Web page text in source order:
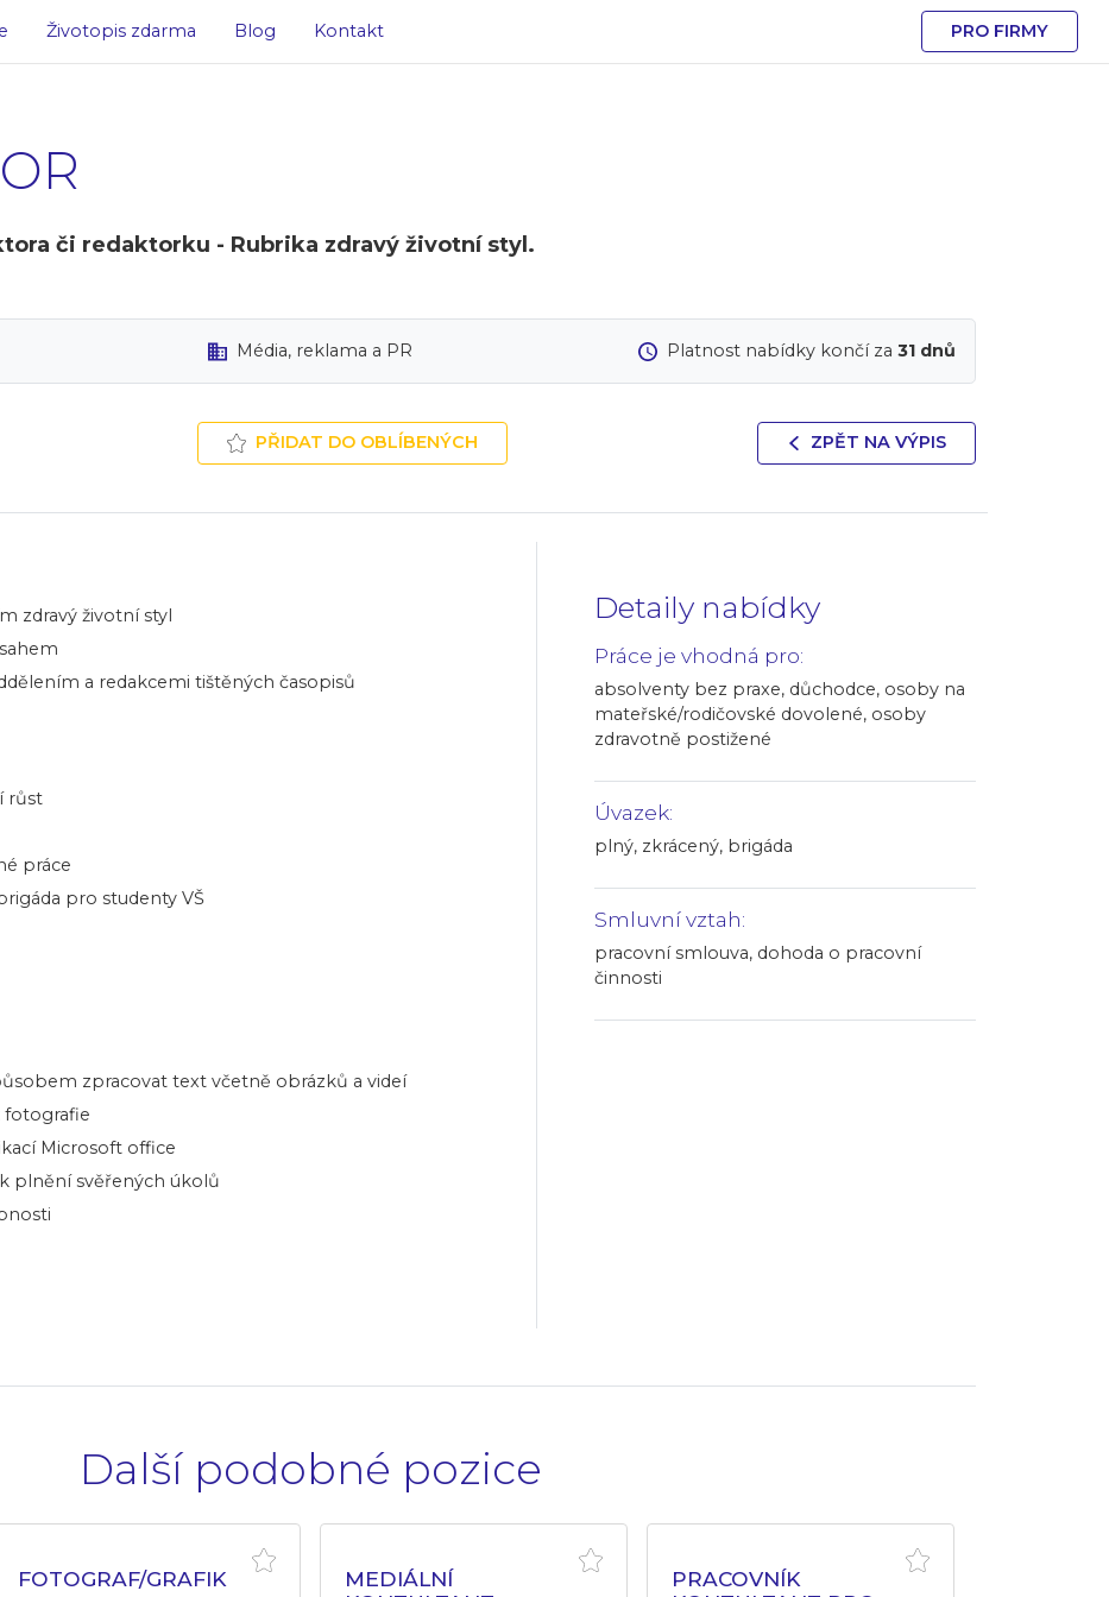
Životopis zdarma Blog Kontakt PRO FIRMY
či redaktorku - Rubrika zdravý životní styl.
Média, reklama a PR Platnost nabídky končí za31 dnů
PŘIDAT DO OBLÍBENÝCH ZPĚT NA VÝPIS
Detaily nabídky
Práce je vhodná pro:
absolventy bez praxe, důchodce, osoby na
mateřské/rodičovské dovolené, osoby
zdravotně postižené
Úvazek:
plný, zkrácený, brigáda
Smluvní vztah:
pracovní smlouva, dohoda o pracovní
činnosti
zdravý životní styl
a redakcemi tištěných časopisů
růst
práce
pro studenty VŠ
zpracovat text včetně obrázků a videí
fotografie
Microsoft office
plnění svěřených úkolů
Další podobné pozice
FOTOGRAF/GRAFIK
MEDIÁLNÍ
PRACOVNÍK